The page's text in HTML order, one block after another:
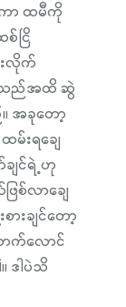
ကာ ထမီကို
ငြိ
လိုက်
သည်အထိ ဆွဲ
အခုတော့
းရချေ
ချင်ရဲ့ဟု
စ်လာချေ
းချင်တော့
ာက်လောင်
ဒါပဲသိ